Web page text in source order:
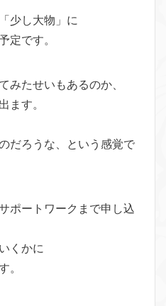
少し大物」に
定です。
みたせいもあるのか、
ます。
だろうな、という感覚で
ポートワークまで申し込
くかに
。